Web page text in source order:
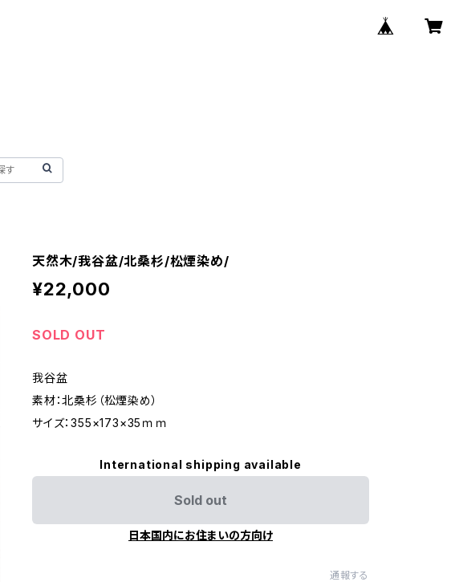
天然木/我谷盆/北桑杉/松煙染め/
¥22,000
SOLD OUT
我谷盆
素材：北桑杉（松煙染め）
サイズ：355×173×35ｍｍ
International shipping available
Sold out
日本国内にお住まいの方向け
通報する